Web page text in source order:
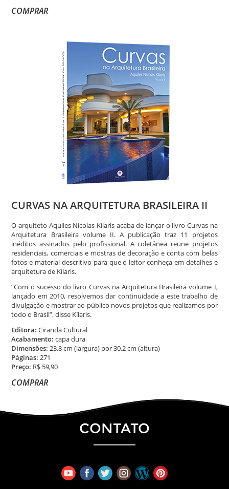
COMPRAR
CURVAS NA ARQUITETURA BRASILEIRA II
O arquiteto Aquiles Nícolas Kílaris acaba de lançar o livro Curvas na
Arquitetura Brasileira volume II. A publicação traz 11 projetos
inéditos assinados pelo profissional. A coletânea reune projetos
residenciais, comerciais e mostras de decoração e conta com belas
fotos e material descritivo para que o leitor conheça em detalhes e
arquitetura de Kílaris.
“Com o sucesso do livro Curvas na Arquitetura Brasileira volume I,
lançado em 2010, resolvemos dar continuidade a este trabalho de
divulgação e mostrar ao público novos projetos que realizamos por
todo o Brasil”, disse Kílaris.
Editora: Ciranda Cultural
Acabamento: capa dura
Dimensões: 23,8 cm (largura) por 30,2 cm (altura)
Páginas: 271
Preço: R$ 59,90
COMPRAR
CONTATO